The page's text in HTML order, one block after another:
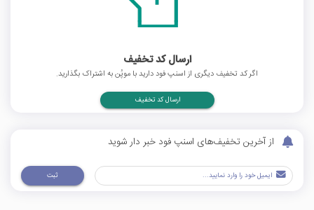
ارسال کد تخفیف
اگر کد تخفیف دیگری از اسنپ فود دارید با موپُن به اشتراک بگذارید.
ارسال کد تخفیف
از آخرین تخفیف‌های اسنپ فود خبر دار شوید
ثبت